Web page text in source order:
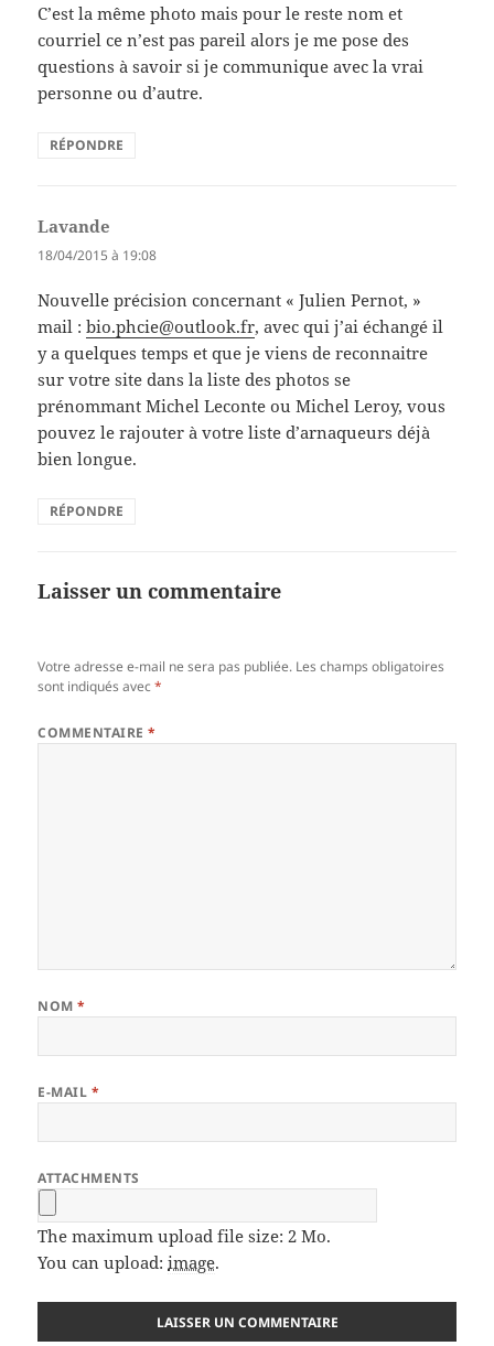
C’est la même photo mais pour le reste nom et
courriel ce n’est pas pareil alors je me pose des
questions à savoir si je communique avec la vrai
personne ou d’autre.
RÉPONDRE
Lavande
18/04/2015 à 19:08
Nouvelle précision concernant « Julien Pernot, »
mail :bio.phcie@outlook.fr, avec qui j’ai échangé il
y a quelques temps et que je viens de reconnaitre
sur votre site dans la liste des photos se
prénommant Michel Leconte ou Michel Leroy, vous
pouvez le rajouter à votre liste d’arnaqueurs déjà
bien longue.
RÉPONDRE
Laisser un commentaire
Votre adresse e-mail ne sera pas publiée. Les champs obligatoires
sont indiqués avec*
COMMENTAIRE*
NOM*
E-MAIL *
ATTACHMENTS
The maximum upload file size: 2 Mo.
You can upload:image.